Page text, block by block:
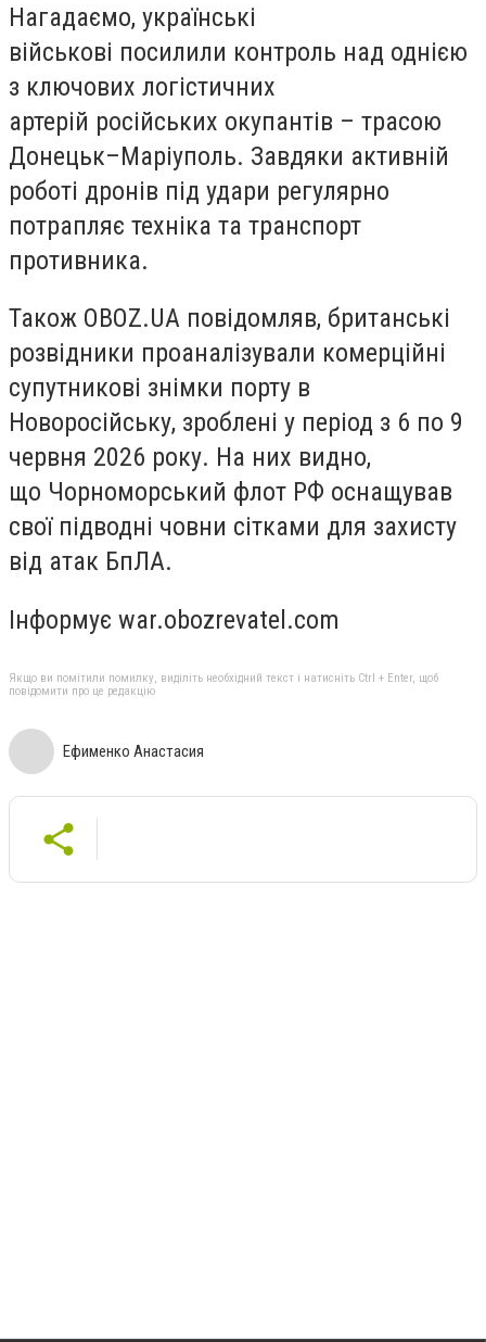
Нагадаємо, українські
військові посилили контроль над однією
з ключових логістичних
артерій російських окупантів – трасою
Донецьк–Маріуполь. Завдяки активній
роботі дронів під удари регулярно
потрапляє техніка та транспорт
противника.
Також OBOZ.UA повідомляв, британські
розвідники проаналізували комерційні
супутникові знімки порту в
Новоросійську, зроблені у період з 6 по 9
червня 2026 року. На них видно,
що Чорноморський флот РФ оснащував
свої підводні човни сітками для захисту
від атак БпЛА.
Інформує war.obozrevatel.com
Якщо ви помітили помилку, виділіть необхідний текст і натисніть Ctrl + Enter, щоб
повідомити про це редакцію
Ефименко Анастасия